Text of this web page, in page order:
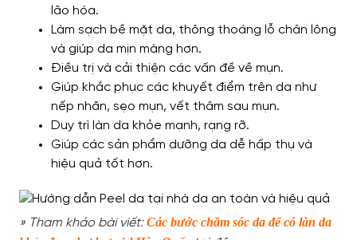
lão hóa.
Làm sạch bề mặt da, thông thoáng lỗ chân lông
và giúp da mịn màng hơn.
Điều trị và cải thiện các vấn đề về mụn.
Giúp khắc phục các khuyết điểm trên da như
nếp nhăn, sẹo mụn, vết thâm sau mụn.
Duy trì làn da khỏe mạnh, rạng rỡ.
Giúp các sản phẩm dưỡng da dễ hấp thụ và
hiệu quả tốt hơn.
» Tham khảo bài viết:Các bước chăm sóc da để có làn da